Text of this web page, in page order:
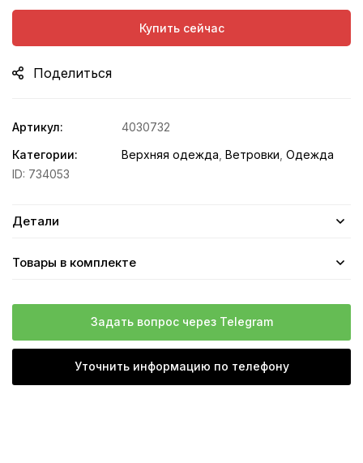
Купить сейчас
Поделиться
Артикул:
4030732
Категории:
Верхняя одежда Ветровки Одежда
ID: 734053
Детали
Товары в комплекте
Задать вопрос через Telegram
Уточнить информацию по телефону